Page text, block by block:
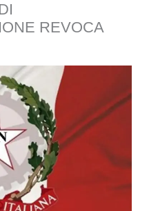
REVOCA